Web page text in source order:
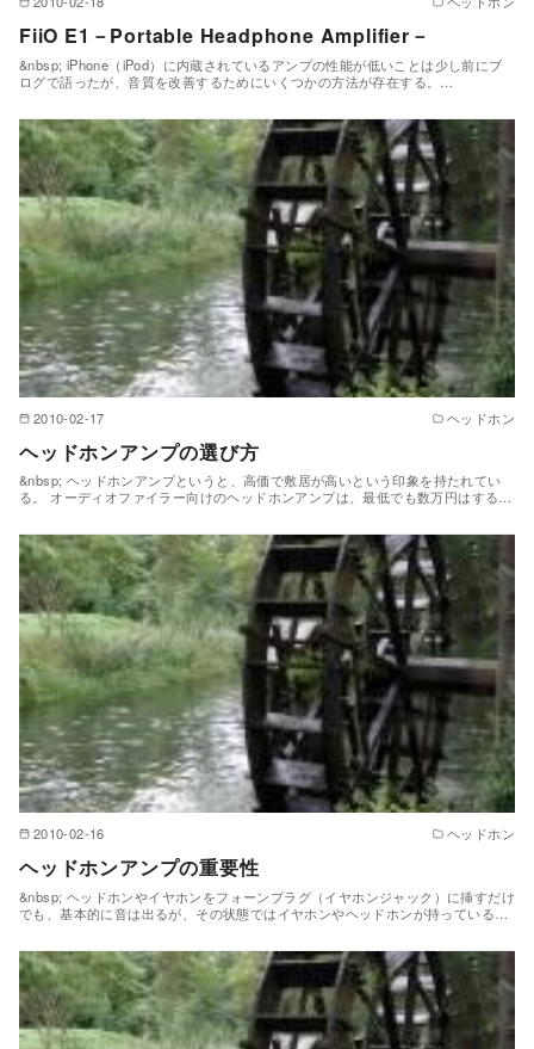
FiiO E1－Portable Headphone Amplifier－
&nbsp; iPhone（iPod）に内蔵されているアンプの性能が低いことは少し前にブ
ログで語ったが、音質を改善するためにいくつかの方法が存在する。…
2010-02-17 ヘッドホン
ヘッドホンアンプの選び方
&nbsp; ヘッドホンアンプというと、高価で敷居が高いという印象を持たれてい
る。 オーディオファイラー向けのヘッドホンアンプは、最低でも数万円はする…
2010-02-16 ヘッドホン
ヘッドホンアンプの重要性
&nbsp; ヘッドホンやイヤホンをフォーンプラグ（イヤホンジャック）に挿すだけ
でも、基本的に音は出るが、その状態ではイヤホンやヘッドホンが持っている…